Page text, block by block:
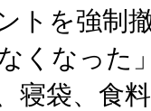
トを強制
くなった
寝袋、食